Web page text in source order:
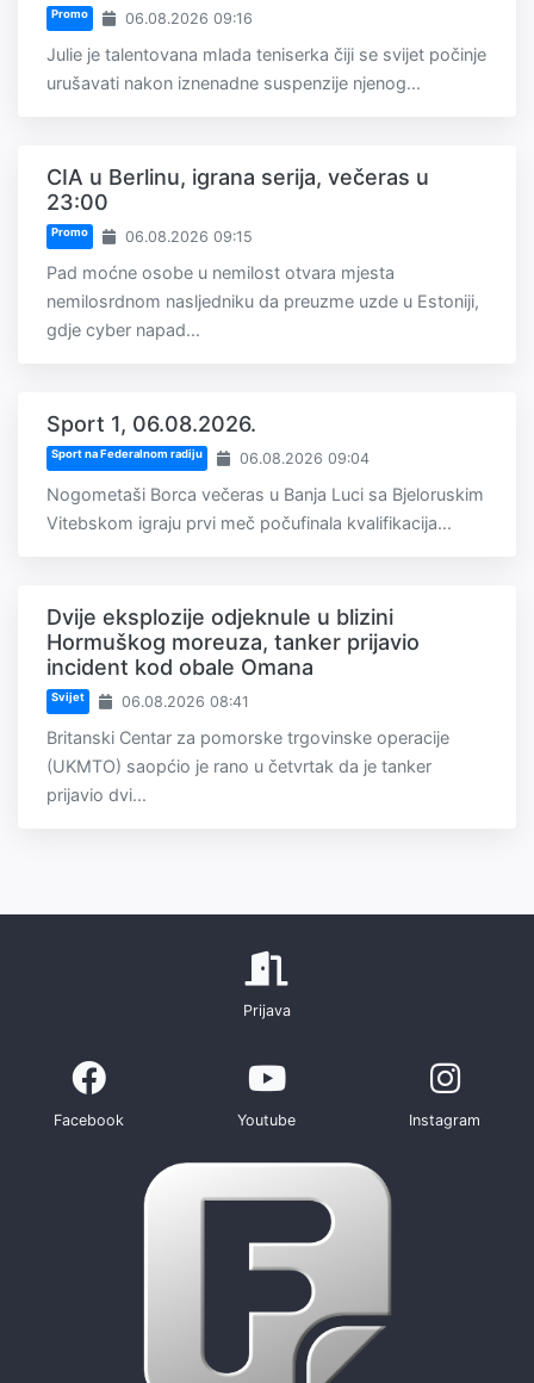
Promo 06.08.2026 09:16
Julie je talentovana mlada teniserka čiji se svijet počinje
urušavati nakon iznenadne suspenzije njenog...
CIA u Berlinu, igrana serija, večeras u
23:00
Promo 06.08.2026 09:15
Pad moćne osobe u nemilost otvara mjesta
nemilosrdnom nasljedniku da preuzme uzde u Estoniji,
gdje cyber napad...
Sport 1, 06.08.2026.
Sport na Federalnom radiju 06.08.2026 09:04
Nogometaši Borca večeras u Banja Luci sa Bjeloruskim
Vitebskom igraju prvi meč počufinala kvalifikacija...
Dvije eksplozije odjeknule u blizini
Hormuškog moreuza, tanker prijavio
incident kod obale Omana
Svijet 06.08.2026 08:41
Britanski Centar za pomorske trgovinske operacije
(UKMTO) saopćio je rano u četvrtak da je tanker
prijavio dvi...
Prijava
Facebook Youtube Instagram